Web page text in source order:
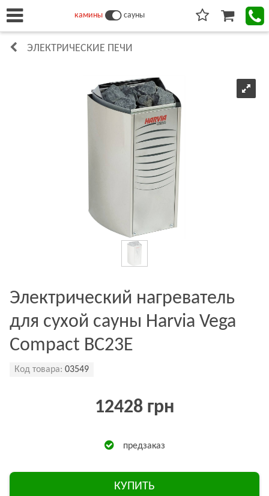
камины сауны
ЭЛЕКТРИЧЕСКИЕ ПЕЧИ
Электрический нагреватель
для сухой сауны Harvia Vega
Compact BC23E
Код товара: 03549
12428 грн
предзаказ
КУПИТЬ